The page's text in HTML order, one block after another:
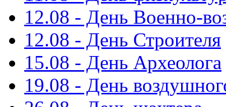
12.08 - День Военно-
12.08 - День Строителя
15.08 - День Археолога
19.08 - День